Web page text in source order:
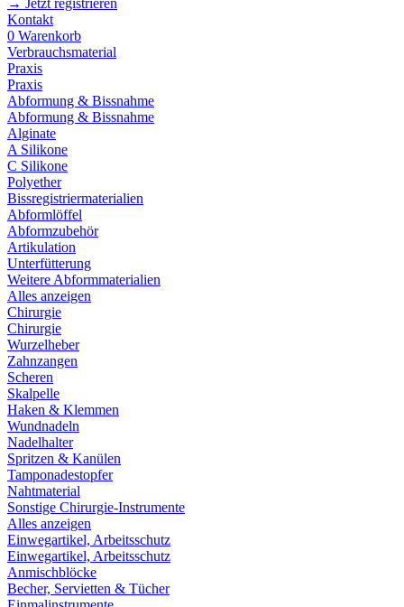
→ Jetzt registrieren
Kontakt
0 Warenkorb
Verbrauchsmaterial
Praxis
Praxis
Abformung & Bissnahme
Abformung & Bissnahme
Alginate
A Silikone
C Silikone
Polyether
Bissregistriermaterialien
Abformlöffel
Abformzubehör
Artikulation
Unterfütterung
Weitere Abformmaterialien
Alles anzeigen
Chirurgie
Chirurgie
Wurzelheber
Zahnzangen
Scheren
Skalpelle
Haken & Klemmen
Wundnadeln
Nadelhalter
Spritzen & Kanülen
Tamponadestopfer
Nahtmaterial
Sonstige Chirurgie-Instrumente
Alles anzeigen
Einwegartikel, Arbeitsschutz
Einwegartikel, Arbeitsschutz
Anmischblöcke
Becher, Servietten & Tücher